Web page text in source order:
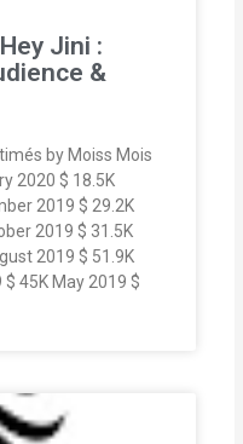
Jini :
&
by Moiss Mois
2020 $ 18.5K
2019 $ 29.2K
2019 $ 31.5K
2019 $ 51.9K
45K May 2019 $